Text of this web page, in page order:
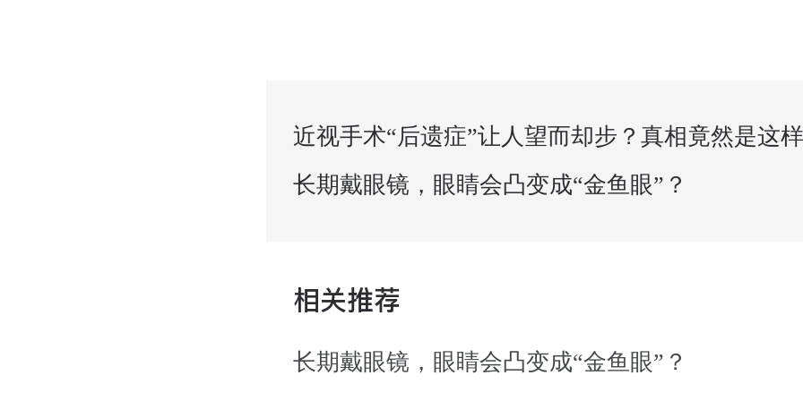
近视手术“后遗症”让人望而却步？真相竟然是
长期戴眼镜，眼睛会凸变成“金鱼眼”？
相关推荐
长期戴眼镜，眼睛会凸变成“金鱼眼”？